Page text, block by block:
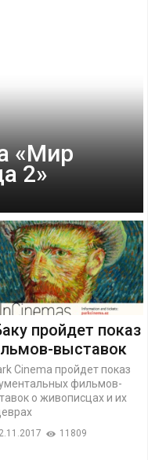
«Мир
2»
пройдет показ
выставок
Cinema пройдет показ
фильмов-
о живописцах и их
11809